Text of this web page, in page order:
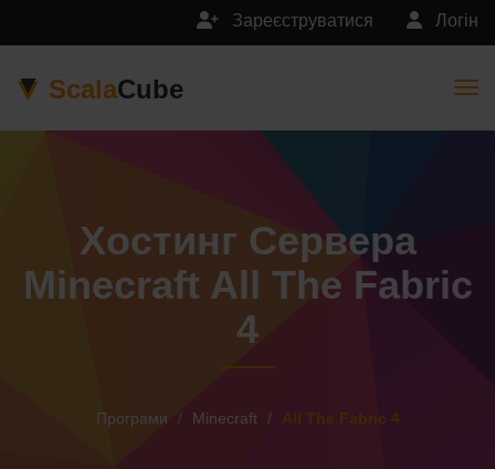
Логін
Зареєструватися
ScalaCube
Хостинг Сервера
Minecraft All The Fabric
4
Програми Minecraft All The Fabric 4